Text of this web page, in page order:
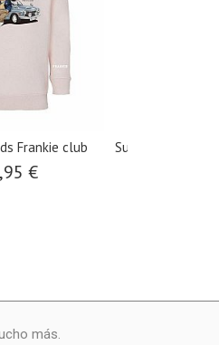
Frankie club
€
Sudadera Kids
más.